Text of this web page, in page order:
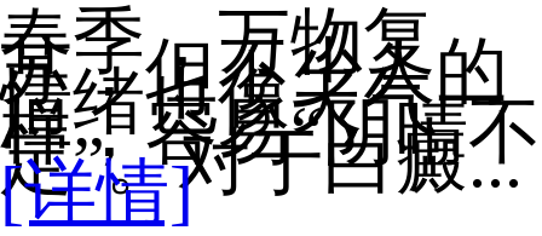
春季，万物复
苏，但不少人的
情绪也像天气一
样，容易“阴晴不
定”。对于白癜...
[详情]